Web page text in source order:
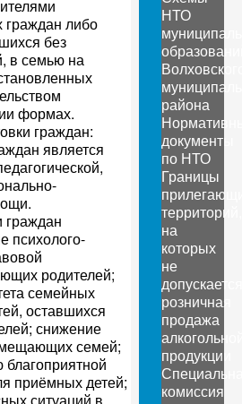
граждан либо
без
в семью на
формах.
граждан:
является
граждан
психолого-
родителей;
семейных
оставшихся
снижение
семей;
приёмных детей;
НТО
района
документы
по НТО
Границы
территорий,
на
которых
не
допускается
розничная
продажа
продукции
комиссия